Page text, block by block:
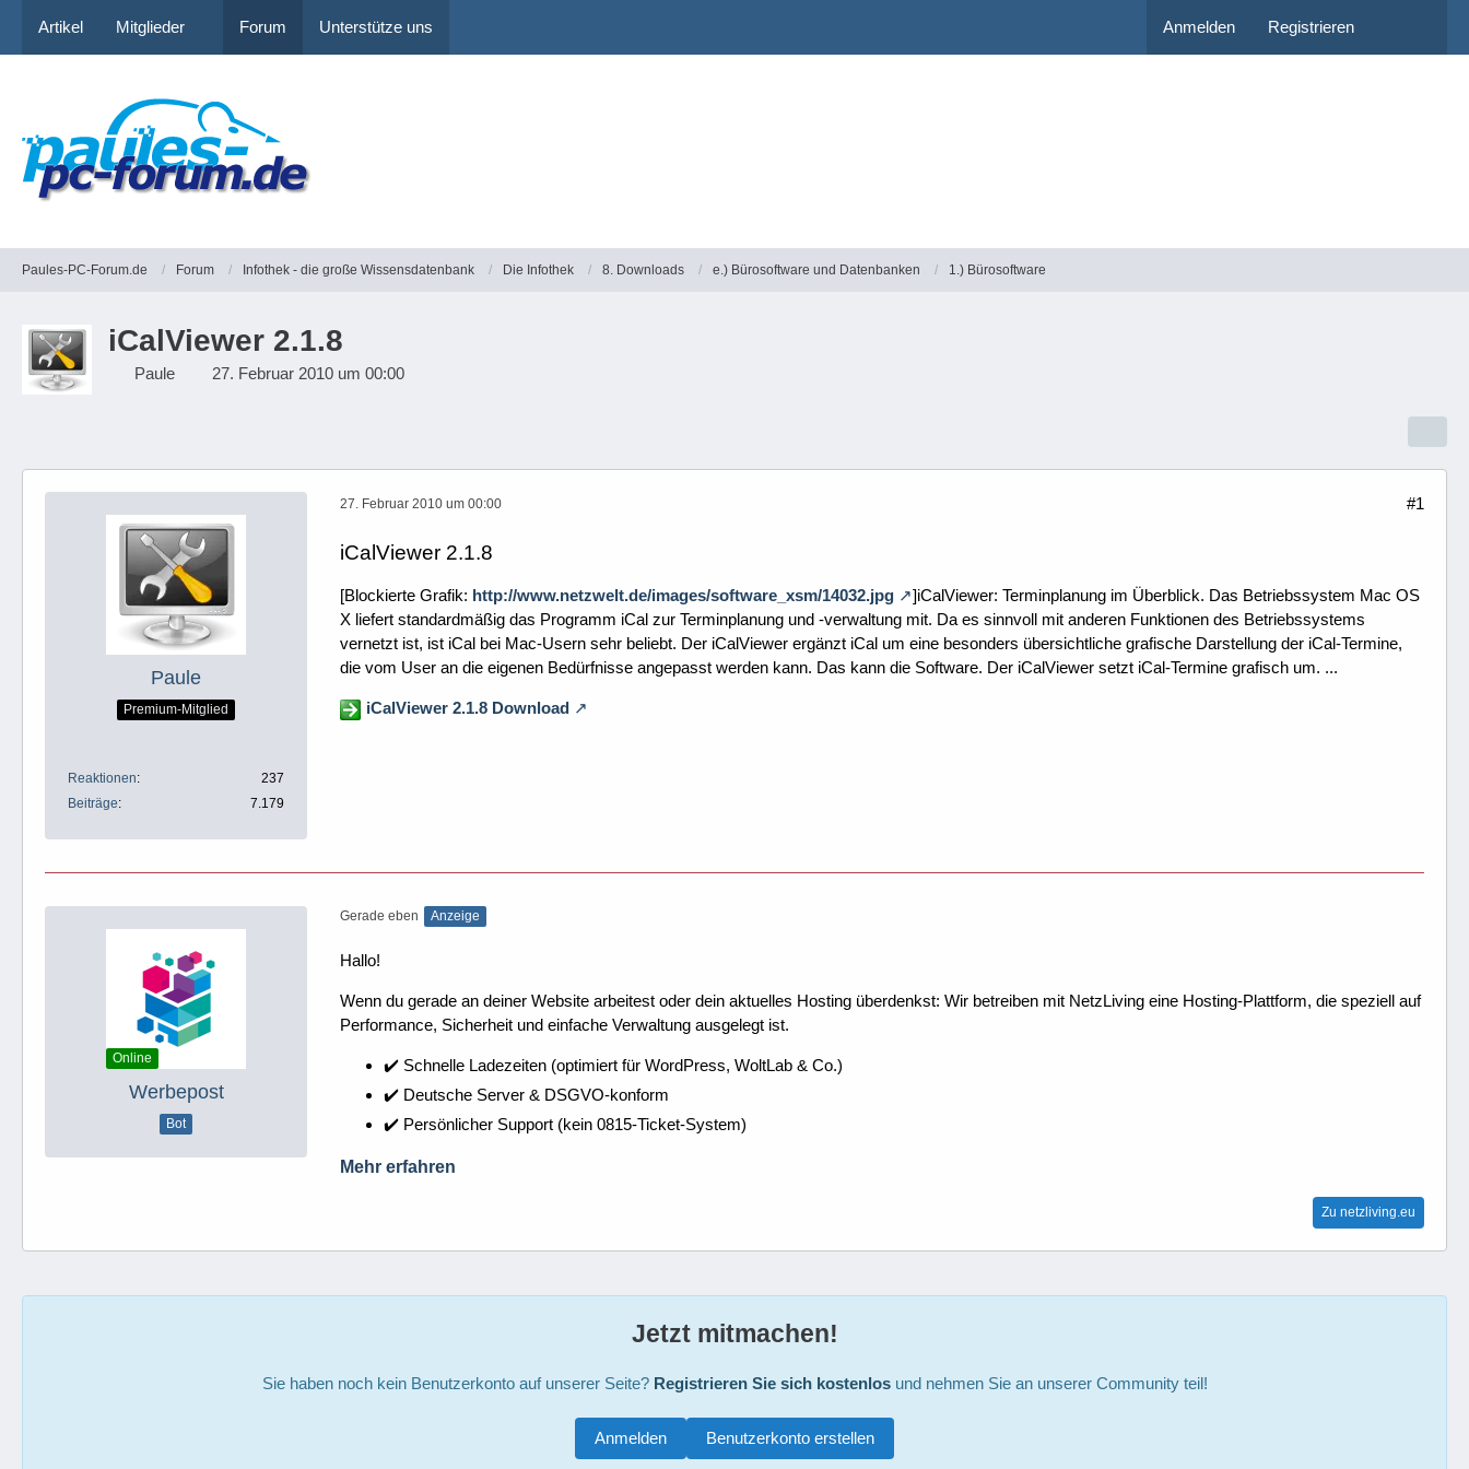
Artikel Mitglieder Forum Unterstütze uns Anmelden Registrieren
Paules-PC-Forum.de Forum Infothek - die große Wissensdatenbank Die Infothek 8. Downloads e.) Bürosoftware und Datenbanken 1.) Bürosoftware
iCalViewer 2.1.8
Paule 27. Februar 2010 um 00:00
Paule
Premium-Mitglied
Reaktionen
237
Beiträge
7.179
27. Februar 2010 um 00:00 #1
iCalViewer 2.1.8
[Blockierte Grafik: http://www.netzwelt.de/images/software_xsm/14032.jpg
]iCalViewer: Terminplanung im Überblick. Das Betriebssystem Mac OS
X liefert standardmäßig das Programm iCal zur Terminplanung und -verwaltung mit. Da es sinnvoll mit anderen Funktionen des Betriebssystems
vernetzt ist, ist iCal bei Mac-Usern sehr beliebt. Der iCalViewer ergänzt iCal um eine besonders übersichtliche grafische Darstellung der iCal-Termine,
die vom User an die eigenen Bedürfnisse angepasst werden kann. Das kann die Software. Der iCalViewer setzt iCal-Termine grafisch um. ...
iCalViewer 2.1.8 Download
Online
Werbepost
Bot
Gerade eben Anzeige
Hallo!
Wenn du gerade an deiner Website arbeitest oder dein aktuelles Hosting überdenkst: Wir betreiben mit NetzLiving eine Hosting-Plattform, die speziell auf
Performance, Sicherheit und einfache Verwaltung ausgelegt ist.
✔️ Schnelle Ladezeiten (optimiert für WordPress, WoltLab & Co.)
✔️ Deutsche Server & DSGVO-konform
✔️ Persönlicher Support (kein 0815-Ticket-System)
Mehr erfahren
Zu netzliving.eu
Jetzt mitmachen!
Sie haben noch kein Benutzerkonto auf unserer Seite? Registrieren Sie sich kostenlosund nehmen Sie an unserer Community teil!
Benutzerkonto erstellen
Anmelden